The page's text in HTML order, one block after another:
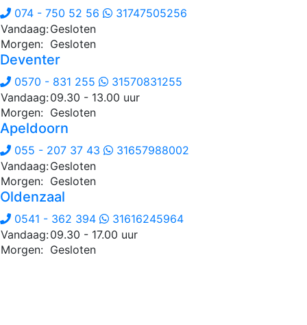
074 - 750 52 56
31747505256
Vandaag:Gesloten
Morgen: Gesloten
Deventer
0570 - 831 255
31570831255
Vandaag:09.30 - 13.00 uur
Morgen: Gesloten
Apeldoorn
055 - 207 37 43
31657988002
Vandaag:Gesloten
Morgen: Gesloten
Oldenzaal
0541 - 362 394
31616245964
Vandaag:09.30 - 17.00 uur
Morgen: Gesloten